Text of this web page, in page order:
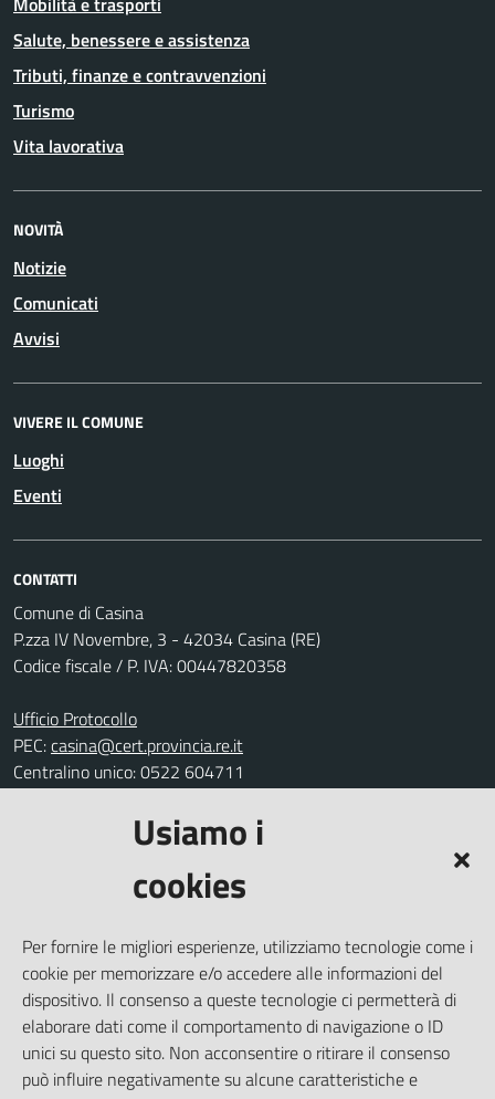
Usiamo i
cookies
Per fornire le migliori esperienze, utilizziamo tecnologie come i
cookie per memorizzare e/o accedere alle informazioni del
dispositivo. Il consenso a queste tecnologie ci permetterà di
elaborare dati come il comportamento di navigazione o ID
unici su questo sito. Non acconsentire o ritirare il consenso
può influire negativamente su alcune caratteristiche e
Salute, benessere e assistenza
Tributi, finanze e contravvenzioni
Turismo
Vita lavorativa
NOVITÀ
Notizie
Comunicati
Avvisi
VIVERE IL COMUNE
Luoghi
Eventi
CONTATTI
Comune di Casina
P.zza IV Novembre, 3 - 42034 Casina (RE)
Codice fiscale / P. IVA: 00447820358
Ufficio Protocollo
PEC:casina@cert.provincia.re.it
Centralino unico: 0522 604711
Segnalazione disservizio
Amministrazione trasparente
Informativa privacy
Note legali
Dichiarazione di accessibilità